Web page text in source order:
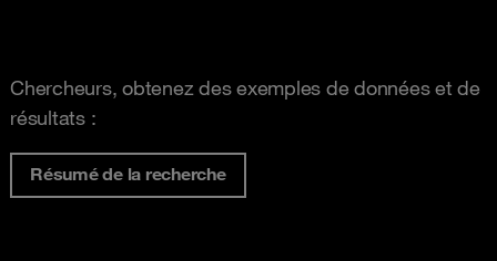
Chercheurs, obtenez des exemples de données et de
résultats :
Résumé de la recherche